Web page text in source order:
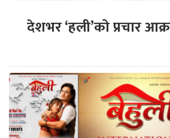
देशभर ‘हली’को प्रचार